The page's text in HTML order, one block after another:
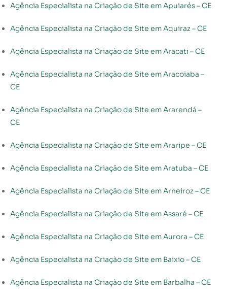
Agência Especialista na Criação de Site em Apuiarés – CE
Agência Especialista na Criação de Site em Aquiraz – CE
Agência Especialista na Criação de Site em Aracati – CE
Agência Especialista na Criação de Site em Aracoiaba –
CE
Agência Especialista na Criação de Site em Ararendá –
CE
Agência Especialista na Criação de Site em Araripe – CE
Agência Especialista na Criação de Site em Aratuba – CE
Agência Especialista na Criação de Site em Arneiroz – CE
Agência Especialista na Criação de Site em Assaré – CE
Agência Especialista na Criação de Site em Aurora – CE
Agência Especialista na Criação de Site em Baixio – CE
Agência Especialista na Criação de Site em Barbalha – CE